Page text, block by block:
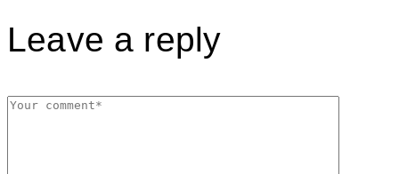
Leave a reply